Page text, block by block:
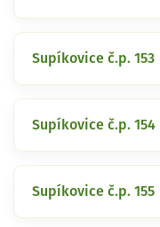
Supíkovice č.p. 153
Supíkovice č.p. 154
Supíkovice č.p. 155